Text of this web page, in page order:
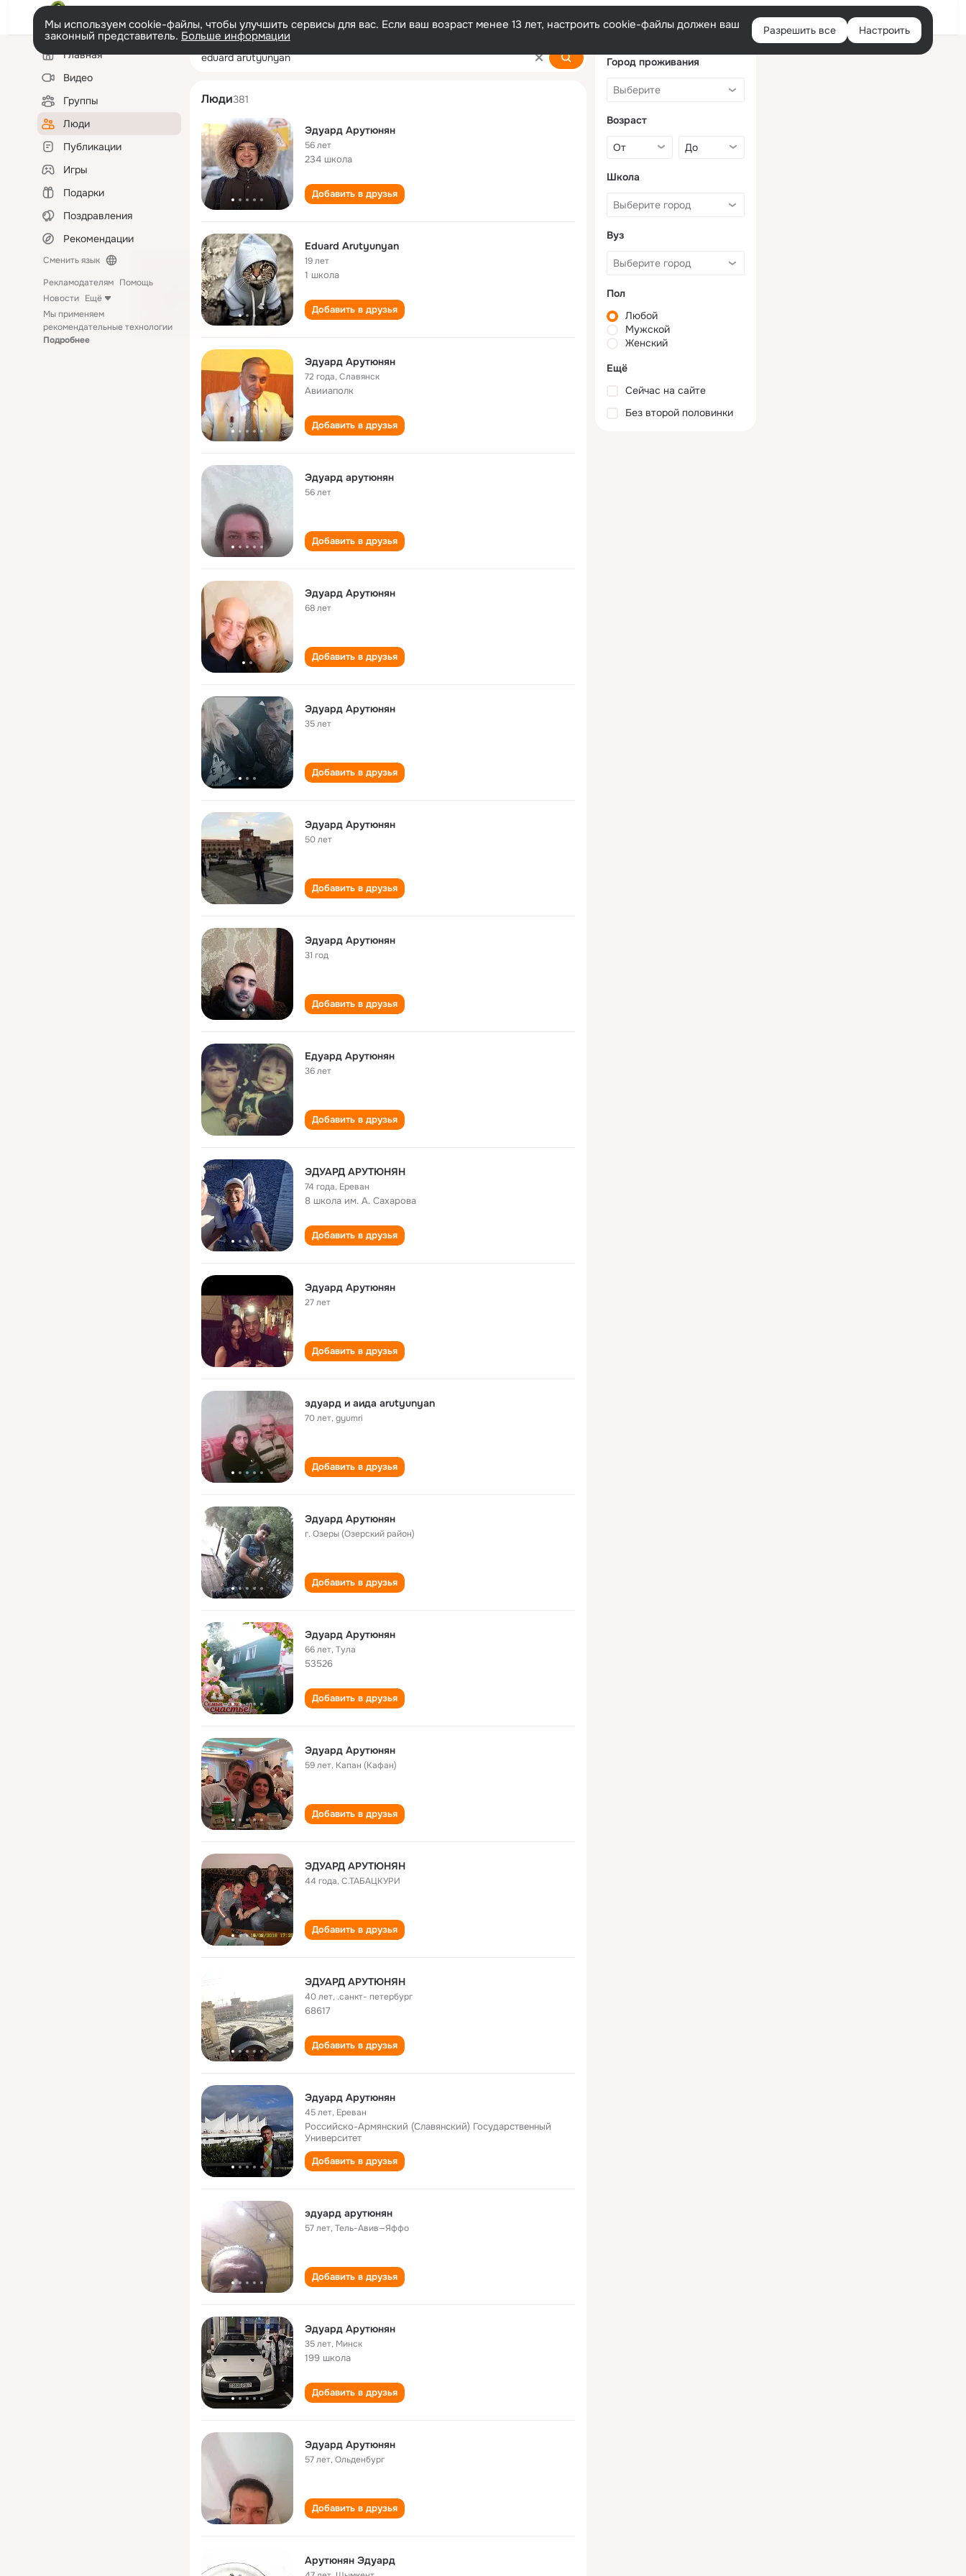
Войти
Мы используем cookie-файлы, чтобы улучшить сервисы для вас. Если ваш возраст менее 13 лет, настроить cookie-файлы должен ваш
законный представитель. Больше информации Разрешить все Настроить
Левая
колонкаГлавная
Видео
Группы
Люди
Публикации
Игры
Подарки
Поздравления
Рекомендации
Сменить язык
Рекламодателям Помощь
Новости Ещё
Мы применяем
рекомендательные технологии
Подробнее
eduard arutyunyan
Люди381
Эдуард Арутюнян
56 лет
234 школа
Добавить в друзья
Eduard Arutyunyan
19 лет
1 школа
Добавить в друзья
Эдуард Арутюнян
72 года,Славянск
Авииаполк
Добавить в друзья
Эдуард арутюнян
56 лет
Добавить в друзья
Эдуард Арутюнян
68 лет
Добавить в друзья
Эдуард Арутюнян
35 лет
Добавить в друзья
Эдуард Арутюнян
50 лет
Добавить в друзья
Эдуард Арутюнян
31 год
Добавить в друзья
Едуард Арутюнян
36 лет
Добавить в друзья
ЭДУАРД АРУТЮНЯН
74 года, Ереван
8 школа им. А. Сахарова
Добавить в друзья
Эдуард Арутюнян
27 лет
Добавить в друзья
эдуард и аида arutyunyan
70 лет,gyumri
Добавить в друзья
Эдуард Арутюнян
г. Озеры (Озерский район)
Добавить в друзья
Эдуард Арутюнян
66 лет,Тула
53526
Добавить в друзья
Эдуард Арутюнян
59 лет, Капан (Кафан)
Добавить в друзья
ЭДУАРД АРУТЮНЯН
44 года,С.ТАБАЦКУРИ
Добавить в друзья
ЭДУАРД АРУТЮНЯН
40 лет, .санкт- петербург
68617
Добавить в друзья
Эдуард Арутюнян
45 лет, Ереван
Российско-Армянский (Славянский) Государственный
Университет
Добавить в друзья
эдуард арутюнян
57 лет,Тель-Авив—Яффо
Добавить в друзья
Эдуард Арутюнян
35 лет, Минск
199 школа
Добавить в друзья
Эдуард Арутюнян
57 лет,Ольденбург
Добавить в друзья
Арутюнян Эдуард
Город проживания
Возраст
Школа
Вуз
Пол
Любой
Мужской
Женский
Ещё
Сейчас на сайте
Без второй половинки